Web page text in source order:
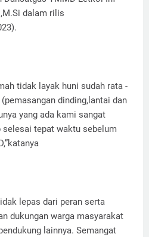
dalam rilis
tidak layak huni sudah rata -
dinding,lantai dan
yang ada kami sangat
tepat waktu sebelum
lepas dari peran serta
dukungan warga masyarakat
lainnya. Semangat